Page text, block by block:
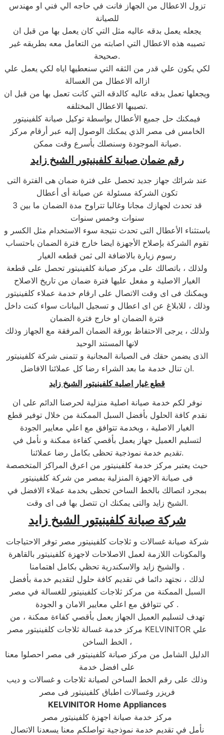
تزول الاعطال من الجهاز فانت في حاجه الي فني او مهندس
للصيانة
يجعله يعمل بدقه عاليه مثل التي كان يعمل بها من قبل ان
تصيبه هذه الاعطال التي اصابته من التعامل معه بطريقه غير
صحيحة.
لكي يكون علي قدر من الثقه التي سنعطيها اياه لكي يعمل علي
ازاله الاعطال من الغسالة
ويجعلها تعمل بدقه عاليه كالدقه التي كانت تعمل بها من قبل ان
تصيبها الاعطال المختلفه.
فيمكنك حل جميع الأعطال بواسطة توكيل صيانة كلفينيتور
الخامس فى مصر الذي يمكنك الوصول إليه عبر أرقام مركز
صيانة الموجودة وسنصلك بأسرع وقت ممكن.
رقم ضمان صيانةكلفينيتور الشيخ زايد
عند شرائك جهاز جديد تحصل على فترة ضمان هى الفترة التى
تكون الشركة مسئولة عن صيانة أى أعطال
قد تحدث لجهازك مجانا وغالبا تتراوح مدة الضمان ما بين 3
سنوات وخمس سنوات
باستثناء الأعطال التى تحدث نتيجة سوء الاستخدام مثل الكسر و
تقوم الشركة بإصلاح الأجهزة ايضا خارج فترة الضمان باحتساب
رسوم زيارة بالاضافة الى ثمن قطعه الغيار
ولذلك ، باتصالك على مركز صيانة كلفينيتور تحصل على قطعة
الغيار الاصلية و مفعل عليها فترة ضمان من تاريخ الاصلاح
ويمكنك فى اى وقت الاتصال على ارقام خدمة عملاء كلفينيتور
وذلك ، للابلاغ عن اى اعطال و تسجيل البيانات سواء كنت داخل
فترة الضمان او خارج فترة الضمان
ولذلك ، يرجى الاحتفاظ بورقة الضمان المرفقة مع الجهاز وذلك
لانها المستند الوحيد
الذى يضمن حقك فى الصيانة المجانية و تتمنى شركة كلفينيتور
ان تنال خدمة ما بعد الشراء رضا كل عملائنا الافاضل.
قطع غيار اصليةكلفينيتور الشيخ زايد
نوفر لكم خدمة صيانة اصلية منزلية لحرصنا الدائم على ان
نقدم كافة الحلول بأفضل السبل الممكنة من خلال توفير قطع
الغيار الاصلية ، وبخدمة تتوافق مع اعلي معايير الجودة
لتسليم العميل جهاز يعمل بأقصي كفاءة ممكنة و نأمل في
تقديم خدمة نموذجية تحظى بكامل رضا عملائنا.
حيث يعتبر مركز خدمة كلفينيتور من اعرق المراكز المتخصصة
فى صيانة الاجهزة المنزلية بمصر من شركة كلفينيتور
بمجرد اتصالك بالخط الساخن تحظى بخدمة عملاء الافضل في
الشيخ زايد والتى يمكنك ان تتصل بها فى اى وقت.
شركة صيانةكلفينيتور الشيخ زايد
شركة صيانة غسالات و ثلاجات كلفينيتور مصر توفر الاحتياجات
والمكونات اللازمة لعمل الاصلاحات لاجهزة كلفينيتور بالقاهرة
والشيخ زايد والاسكندرية تحظي بكامل اهتمامنا .
لذلك ، نجتهد دائما في تقديم كافة حلول لتقديم خدمة بأفضل
السبل الممكنة من مركز ثلاجات كلفينيتور للغسالة في مصر
كي تتوافق مع اعلي معايير الامان و الجودة .
تهدف لتسليم العميل الجهاز يعمل بأقصي كفاءة ممكنة ، من
مركز خدمة غسالة ثلاجات كلفينيتور مصر KELVINITOR علي
الخط الساخن ،
الدليل الشامل من مركز صيانة كلفينيتور فى مصر احصلوا معنا
على افضل خدمة
وذلك على رقم الخط الساخن لصيانة ثلاجات و غسالات و ديب
فريزر وغسالات اطباق كلفينيتور فى مصر
KELVINITOR Home Appliances
مركز خدمة صيانة اجهزة كلفينيتور مصر
نأمل في تقديم خدمة نموذجية تواصلكم معنا يسعدنا الاتصال